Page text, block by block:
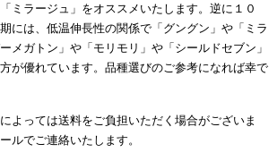
ミラージュ」をオススメいたします。逆に１０
には、低温伸長性の関係で「グングン」や「ミラ
メガトン」や「モリモリ」や「シールドセブン」
が優れています。品種選びのご参考になれば幸で
よっては送料をご負担いただく場合がございま
ルでご連絡いたします。